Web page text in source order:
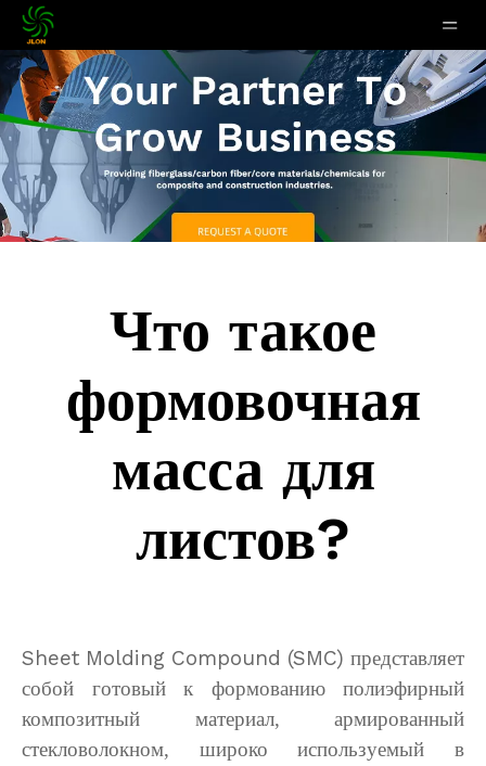
Что такое
формовочная
масса для
листов?
Sheet Molding Compound (SMC) представляет
собой готовый к формованию полиэфирный
композитный материал, армированный
стекловолокном, широко используемый в